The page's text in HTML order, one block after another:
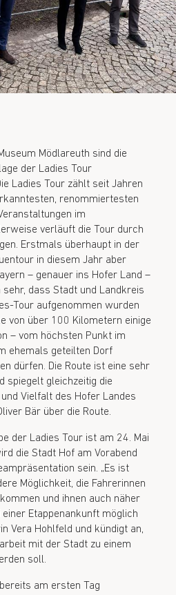
Mödlareuth sind die
der Ladies Tour
Ladies Tour zählt seit Jahren
renommiertesten
im
verläuft die Tour durch
Erstmals überhaupt in der
in diesem Jahr aber
– genauer ins Hofer Land –
sehr, dass Stadt und Landkreis
Tour aufgenommen wurden
von über 100 Kilometern einige
– vom höchsten Punkt im
ehemals geteilten Dorf
dürfen. Die Route ist eine sehr
spiegelt gleichzeitig die
Vielfalt des Hofer Landes
Bär über die Route.
der Ladies Tour ist am 24. Mai
die Stadt Hof am Vorabend
sein. „Es ist
Möglichkeit, die Fahrerinnen
und ihnen auch näher
Etappenankunft möglich
Vera Hohlfeld und kündigt an,
mit der Stadt zu einem
soll.
am ersten Tag